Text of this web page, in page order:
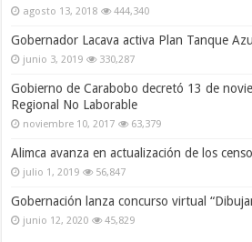
agosto 13, 2018 444,340
Gobernador Lacava activa Plan Tanque
junio 3, 2019 330,287
Gobierno de Carabobo decretó 13 de
Regional No Laborable
noviembre 10, 2017 63,379
Alimca avanza en actualización de los
julio 1, 2019 56,847
Gobernación lanza concurso virtual
junio 12, 2020 45,829